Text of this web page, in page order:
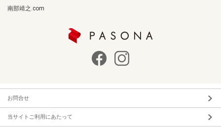
南部靖之.com
お問合せ
当サイトご利用にあたって